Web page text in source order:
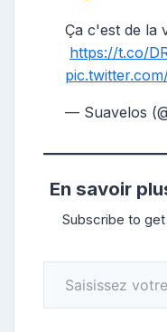
Ça c'est de la
https://t.co/
— Suavelos
En savoir
Subscribe to
Saisissez votre adresse e-mail…